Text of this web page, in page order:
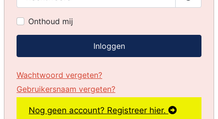
Toon
Onthoud mij
Inloggen
Wachtwoord vergeten?
Gebruikersnaam vergeten?
Nog geen account? Registreer hier.